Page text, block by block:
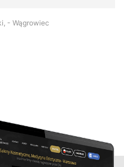
- Wągrowiec